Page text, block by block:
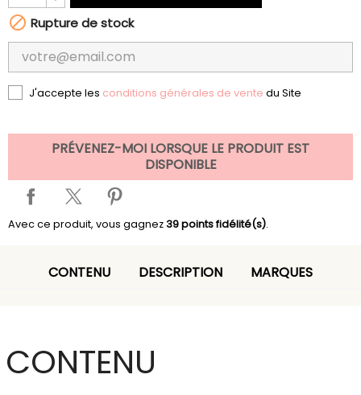
 Rupture de stock
J'accepte les conditions générales de vente du Site
PRÉVENEZ-MOI LORSQUE LE PRODUIT EST
DISPONIBLE
Avec ce produit, vous gagnez39points fidélité(s).
CONTENU DESCRIPTION MARQUES
CONTENU